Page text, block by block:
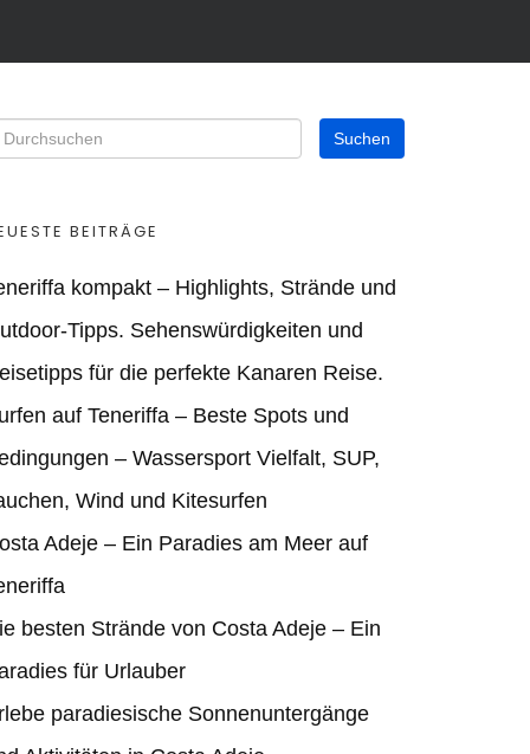
BEITRÄGE
kompakt – Highlights, Strände und
Sehenswürdigkeiten und
für die perfekte Kanaren Reise.
auf Teneriffa – Beste Spots und
– Wassersport Vielfalt, SUP,
Wind und Kitesurfen
Adeje – Ein Paradies am Meer auf
besten Strände von Costa Adeje – Ein
für Urlauber
paradiesische Sonnenuntergänge